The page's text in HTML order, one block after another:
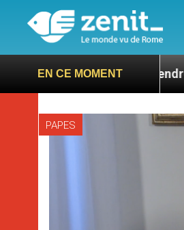
EN CE MOMENT
7 titres, vendredi 7 août 2026
PAPES